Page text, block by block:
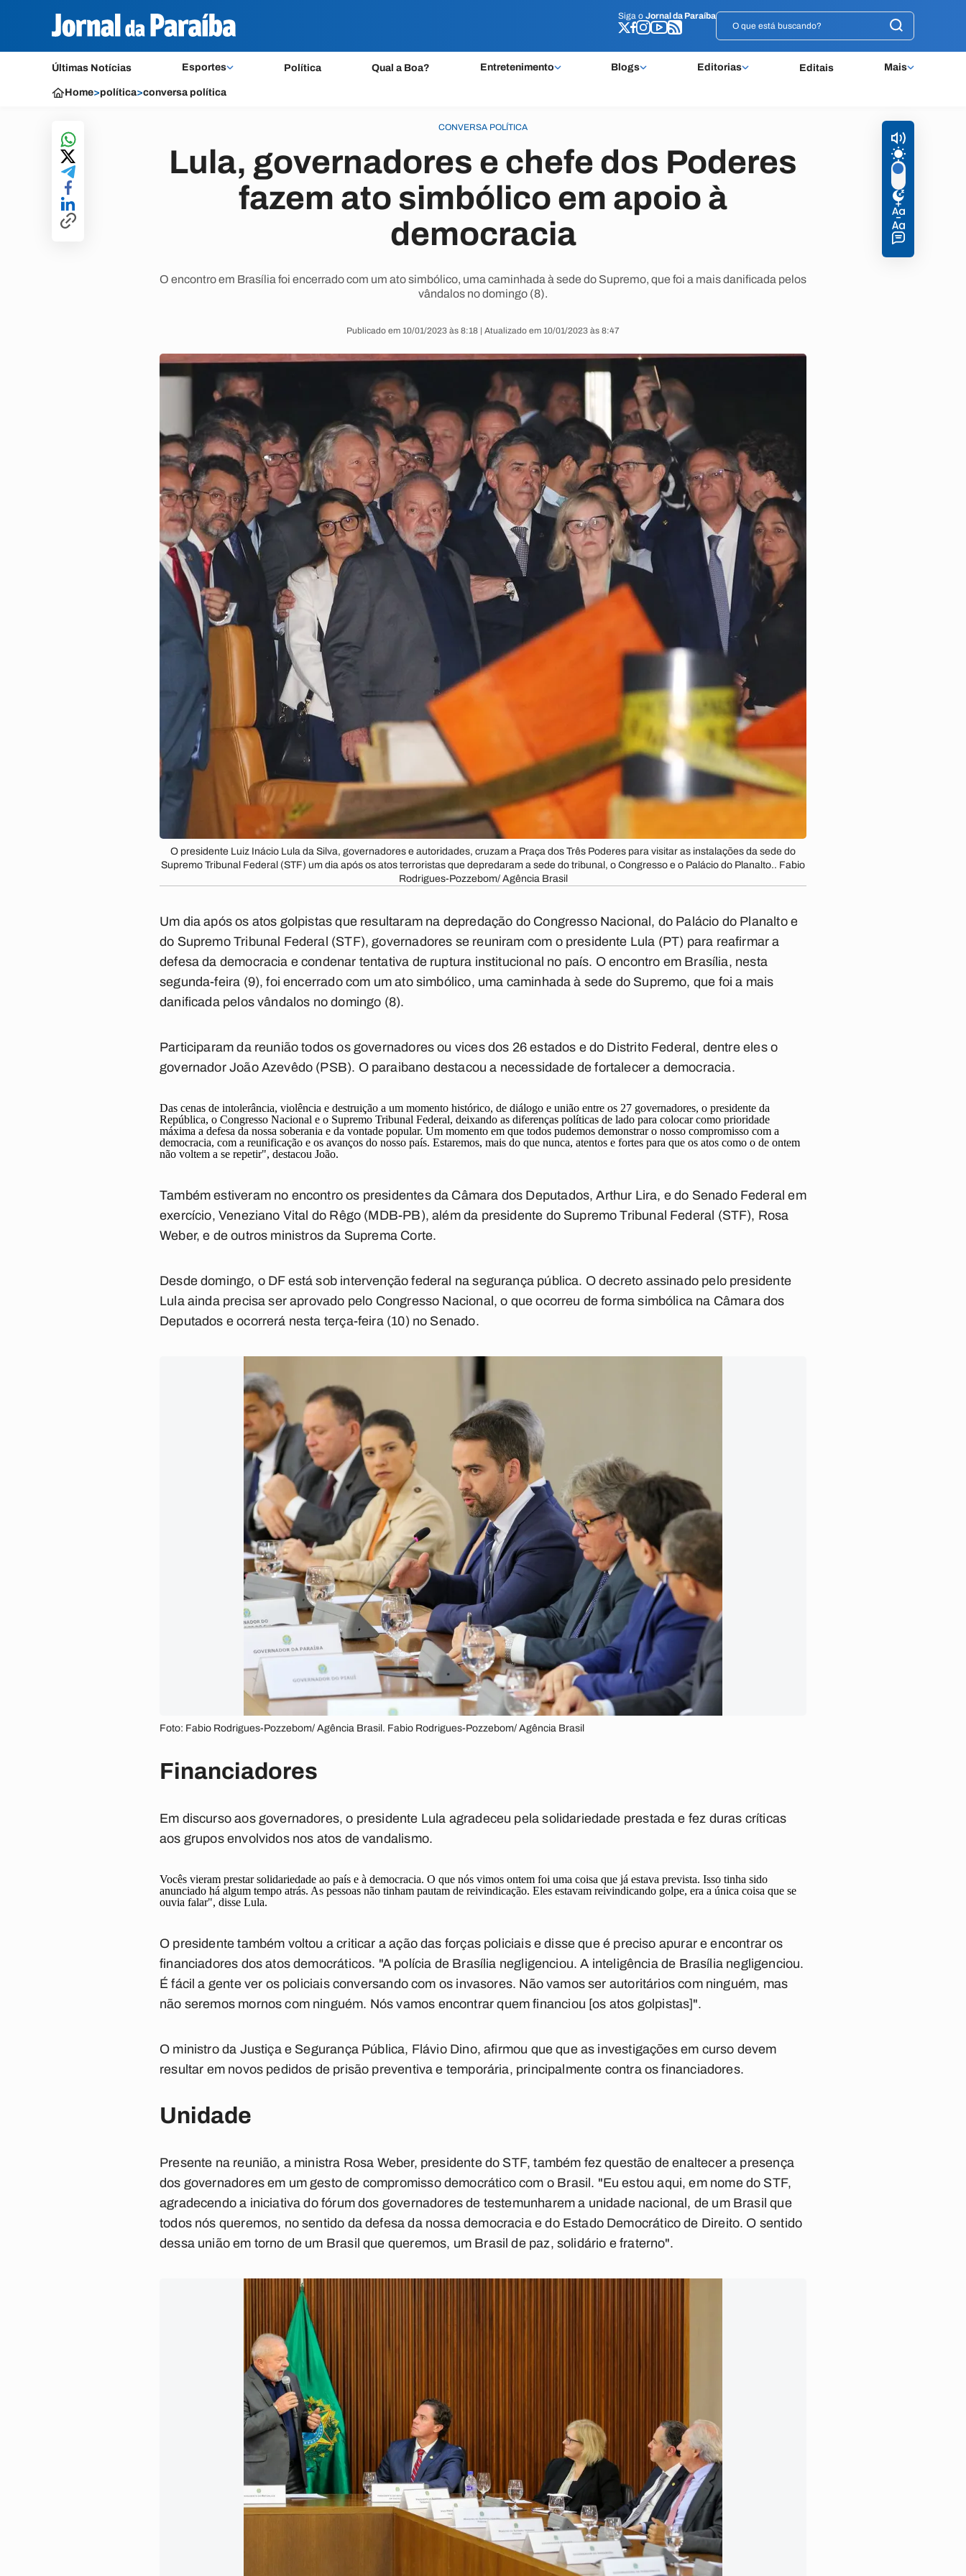
Siga o Jornal da Paraíba
Últimas Notícias Esportes Política Qual a Boa? Entretenimento Blogs Editorias Editais Mais
Siga o Jornal da Paraíba
Home>política>conversa política
CONVERSA POLÍTICA
Lula, governadores e chefe dos Poderes
fazem ato simbólico em apoio à
democracia
O encontro em Brasília foi encerrado com um ato simbólico, uma caminhada à sede do Supremo, que foi a mais danificada pelos
vândalos no domingo (8).
Publicado em 10/01/2023 às 8:18 | Atualizado em 10/01/2023 às 8:47
O presidente Luiz Inácio Lula da Silva, governadores e autoridades, cruzam a Praça dos Três Poderes para visitar as instalações da sede do
Supremo Tribunal Federal (STF) um dia após os atos terroristas que depredaram a sede do tribunal, o Congresso e o Palácio do Planalto.. Fabio
Rodrigues-Pozzebom/ Agência Brasil
Um dia após os atos golpistas que resultaram na depredação do Congresso Nacional, do Palácio do Planalto e
do Supremo Tribunal Federal (STF), governadores se reuniram com o presidente Lula (PT) para reafirmar a
defesa da democracia e condenar tentativa de ruptura institucional no país. O encontro em Brasília, nesta
segunda-feira (9), foi encerrado com um ato simbólico, uma caminhada à sede do Supremo, que foi a mais
danificada pelos vândalos no domingo (8).
Participaram da reunião todos os governadores ou vices dos 26 estados e do Distrito Federal, dentre eles o
governador João Azevêdo (PSB). O paraibano destacou a necessidade de fortalecer a democracia.
Das cenas de intolerância, violência e destruição a um momento histórico, de diálogo e união entre os 27 governadores, o presidente da
República, o Congresso Nacional e o Supremo Tribunal Federal, deixando as diferenças políticas de lado para colocar como prioridade
máxima a defesa da nossa soberania e da vontade popular. Um momento em que todos pudemos demonstrar o nosso compromisso com a
democracia, com a reunificação e os avanços do nosso país. Estaremos, mais do que nunca, atentos e fortes para que os atos como o de ontem
não voltem a se repetir", destacou João.
Também estiveram no encontro os presidentes da Câmara dos Deputados, Arthur Lira, e do Senado Federal em
exercício, Veneziano Vital do Rêgo (MDB-PB), além da presidente do Supremo Tribunal Federal (STF), Rosa
Weber, e de outros ministros da Suprema Corte.
Desde domingo, o DF está sob intervenção federal na segurança pública. O decreto assinado pelo presidente
Lula ainda precisa ser aprovado pelo Congresso Nacional, o que ocorreu de forma simbólica na Câmara dos
Deputados e ocorrerá nesta terça-feira (10) no Senado.
Foto: Fabio Rodrigues-Pozzebom/ Agência Brasil. Fabio Rodrigues-Pozzebom/ Agência Brasil
Financiadores
Em discurso aos governadores, o presidente Lula agradeceu pela solidariedade prestada e fez duras críticas
aos grupos envolvidos nos atos de vandalismo.
Vocês vieram prestar solidariedade ao país e à democracia. O que nós vimos ontem foi uma coisa que já estava prevista. Isso tinha sido
anunciado há algum tempo atrás. As pessoas não tinham pautam de reivindicação. Eles estavam reivindicando golpe, era a única coisa que se
ouvia falar", disse Lula.
O presidente também voltou a criticar a ação das forças policiais e disse que é preciso apurar e encontrar os
financiadores dos atos democráticos. "A polícia de Brasília negligenciou. A inteligência de Brasília negligenciou.
É fácil a gente ver os policiais conversando com os invasores. Não vamos ser autoritários com ninguém, mas
não seremos mornos com ninguém. Nós vamos encontrar quem financiou [os atos golpistas]".
O ministro da Justiça e Segurança Pública, Flávio Dino, afirmou que que as investigações em curso devem
resultar em novos pedidos de prisão preventiva e temporária, principalmente contra os financiadores.
Unidade
Presente na reunião, a ministra Rosa Weber, presidente do STF, também fez questão de enaltecer a presença
dos governadores em um gesto de compromisso democrático com o Brasil. "Eu estou aqui, em nome do STF,
agradecendo a iniciativa do fórum dos governadores de testemunharem a unidade nacional, de um Brasil que
todos nós queremos, no sentido da defesa da nossa democracia e do Estado Democrático de Direito. O sentido
dessa união em torno de um Brasil que queremos, um Brasil de paz, solidário e fraterno".